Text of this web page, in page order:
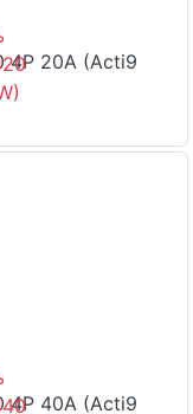
4P 20A (Acti9
4P 40A (Acti9